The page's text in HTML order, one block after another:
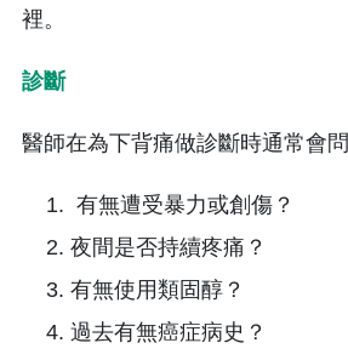
過去有無癌症病史？
活動是否受限？
排尿有無困難？
是否有糞便失禁的現象？
有無明顯的下肢無力或步態